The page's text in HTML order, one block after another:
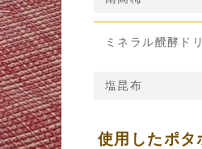
ミネラル醗酵ド
塩昆布
使用したポタ